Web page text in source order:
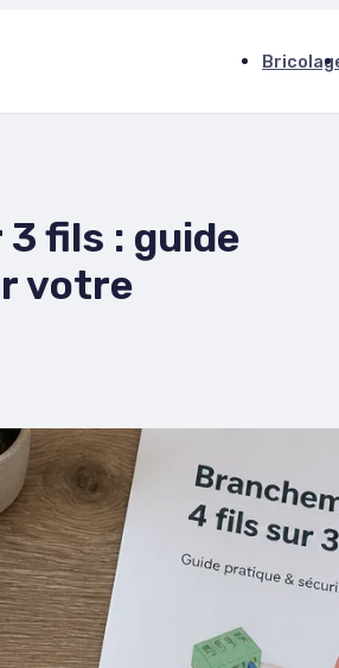
fils : guide
votre